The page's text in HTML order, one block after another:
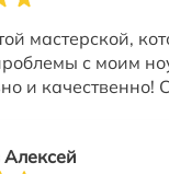
мастерской,
с моим
и качественно!